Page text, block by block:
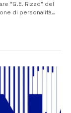
“G.E. Rizzo” del
di personalità
Fondazione, ...